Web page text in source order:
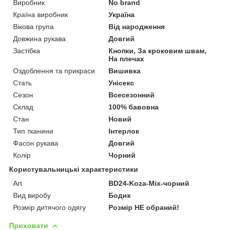
Виробник
No brand
Країна виробник
Україна
Вікова група
Від народження
Довжина рукава
Довгий
Застібка
Кнопки, За кроковим швам,
На плечах
Оздоблення та прикраси
Вишивка
Стать
Унісекс
Сезон
Всесезонний
Склад
100% бавовна
Стан
Новий
Тип тканини
Інтерлок
Фасон рукава
Довгий
Колір
Чорний
Користувальницькі характеристики
Art
BD24-Koza-Mix-чорний
Вид виробу
Бодик
Розмір дитячого одягу
Розмір НЕ обраний!
Приховати